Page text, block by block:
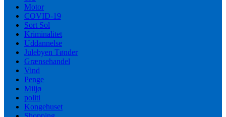
Motor
COVID-19
Sort Sol
Kriminalitet
Uddannelse
Julebyen Tønder
Grænsehandel
Vind
Penge
Miljø
politi
Kongehuset